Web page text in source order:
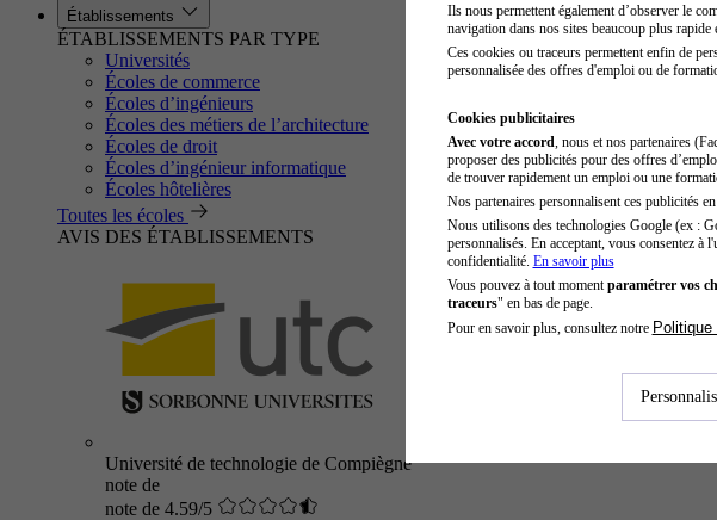
Établissements
ÉTABLISSEMENTS PAR TYPE
Universités
Écoles de commerce
Écoles d’ingénieurs
Écoles des métiers de l’architecture
Écoles de droit
Écoles d’ingénieur informatique
Écoles hôtelières
Toutes les écoles
AVIS DES ÉTABLISSEMENTS
Université de technologie de Compiègne
note de
note de 4.59/5
Ils nous permettent également d’observer le
navigation dans nos sites beaucoup plus rapide
Ces cookies ou traceurs permettent enfin de
personnalisée des offres d'emploi ou de
Cookies publicitaires
Avec votre accord , nous et nos partenaires
proposer des publicités pour des offres
de trouver rapidement un emploi ou une
Nos partenaires personnalisent ces publicités
Nous utilisons des technologies Google (ex :
personnalisés. En acceptant, vous consentez
confidentialité. En savoir plus
Vous pouvez à tout moment paramétrer vos
traceurs" en bas de page.
Pour en savoir plus, consultez notre Politique